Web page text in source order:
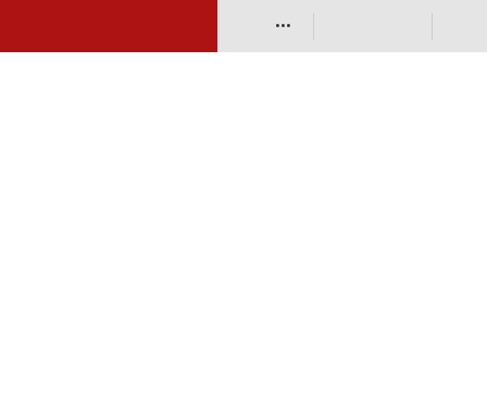
•••